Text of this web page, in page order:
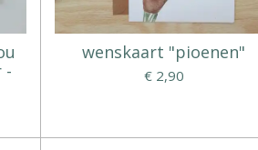
-
wenskaart "pioenen"
€ 2,90